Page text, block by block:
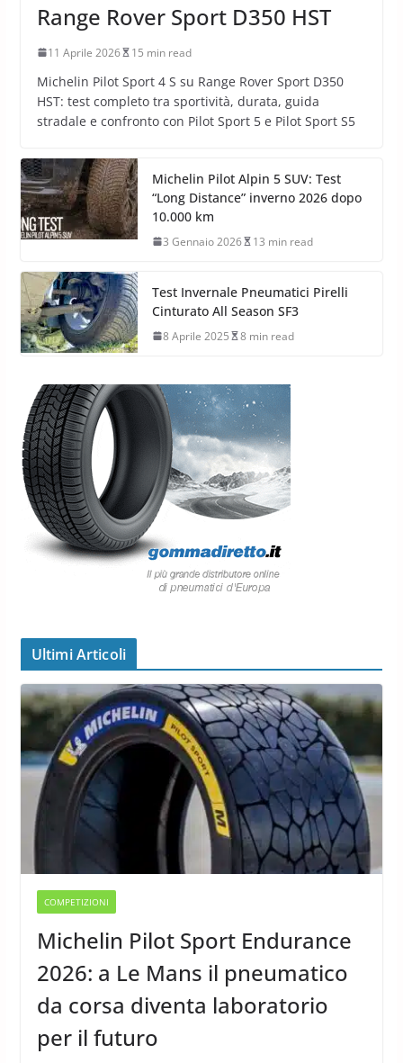
Range Rover Sport D350 HST
11 Aprile 2026 15 min read
Michelin Pilot Sport 4 S su Range Rover Sport D350
HST: test completo tra sportività, durata, guida
stradale e confronto con Pilot Sport 5 e Pilot Sport S5
Michelin Pilot Alpin 5 SUV: Test
“Long Distance” inverno 2026 dopo
10.000 km
3 Gennaio 2026 13 min read
Test Invernale Pneumatici Pirelli
Cinturato All Season SF3
8 Aprile 2025 8 min read
Ultimi Articoli
COMPETIZIONI
Michelin Pilot Sport Endurance
2026: a Le Mans il pneumatico
da corsa diventa laboratorio
per il futuro